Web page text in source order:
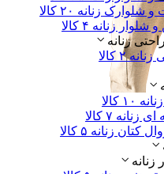
شلوارک زنانه
شلوار زنانه
زنانه
زنانه۲ کالا
ای زنانه
کتان زنانه
زنانه